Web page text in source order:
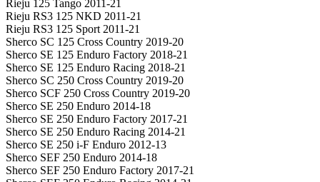
Rieju 125 Tango 2011-21
Rieju RS3 125 NKD 2011-21
Rieju RS3 125 Sport 2011-21
Sherco SC 125 Cross Country 2019-20
Sherco SE 125 Enduro Factory 2018-21
Sherco SE 125 Enduro Racing 2018-21
Sherco SC 250 Cross Country 2019-20
Sherco SCF 250 Cross Country 2019-20
Sherco SE 250 Enduro 2014-18
Sherco SE 250 Enduro Factory 2017-21
Sherco SE 250 Enduro Racing 2014-21
Sherco SE 250 i-F Enduro 2012-13
Sherco SEF 250 Enduro 2014-18
Sherco SEF 250 Enduro Factory 2017-21